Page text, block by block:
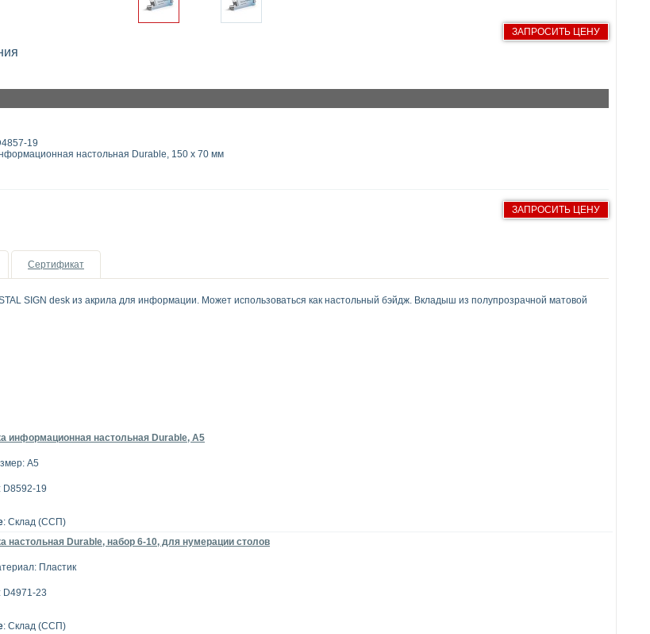
ЗАПРОСИТЬ ЦЕНУ
19
настольная Durable, 150 x 70 мм
ЗАПРОСИТЬ ЦЕНУ
Сертификат
SIGN desk из акрила для информации. Может использоваться как настольный бэйдж. Вкладыш из полупрозрачной матовой
информационная настольная Durable, А5
А5
D8592-19
: Склад (ССП)
настольная Durable, набор 6-10, для нумерации столов
Пластик
D4971-23
: Склад (ССП)